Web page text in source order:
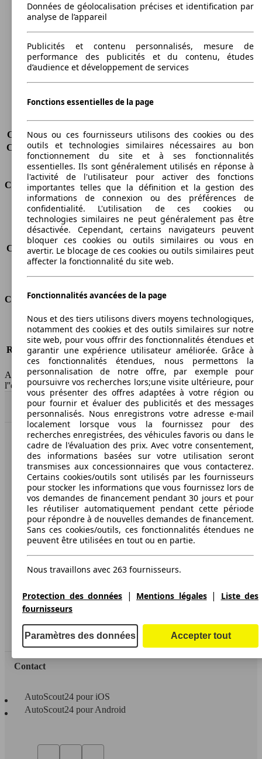
Longueur
Hauteur
1831 mm
Largeur
1794 mm
Empattement
3006 mm
Poids maximum
2380 kg
Charge maximale
716 kg
Charge sur toit
-
Capacité de remorquage (sans freins) 750 kg
Capacité de remorquage (avec freins) 1400 kg
Volume du coffre
1350 - 3880 l
Consommation
Émissions de CO2*
166 g/km (komb.)
Consommation (ville)
7.7 l/100km
Consommation (route)
5.5 l/100km
Consommation (combinée)* 6.3 l/100km
Classe d'émissions
Euro 5
Capacité du réservoir
60 l
Classes d'assurance
Tous risques
-
Risques partiels
-
Responsabilité civile -
HSN/TSN
n.c./n.c.
AutoScout24 France SAS décline toute responsabilité concernant
l''exactitude des indications fournies.
Haut
AutoScout24: la plus grande plateforme en ligne de
voitures en Europe
AutoScout24
A propos d'AutoScout24
Conditions d'utilisation
Protection des données
Accessibility Statement
Espace Pro
Contact
AutoScout24 pour iOS
AutoScout24 pour Android
Données de géolocalisation précises et identification par
analyse de l’appareil
Publicités et contenu personnalisés, mesure de
performance des publicités et du contenu, études
d’audience et développement de services
Fonctions essentielles de la page
Nous ou ces fournisseurs utilisons des cookies ou des
outils et technologies similaires nécessaires au bon
fonctionnement du site et à ses fonctionnalités
essentielles. Ils sont généralement utilisés en réponse à
l'activité de l'utilisateur pour activer des fonctions
importantes telles que la définition et la gestion des
informations de connexion ou des préférences de
confidentialité. L'utilisation de ces cookies ou
technologies similaires ne peut généralement pas être
désactivée. Cependant, certains navigateurs peuvent
bloquer ces cookies ou outils similaires ou vous en
avertir. Le blocage de ces cookies ou outils similaires peut
affecter la fonctionnalité du site web.
Fonctionnalités avancées de la page
Nous et des tiers utilisons divers moyens technologiques,
notamment des cookies et des outils similaires sur notre
site web, pour vous offrir des fonctionnalités étendues et
garantir une expérience utilisateur améliorée. Grâce à
ces fonctionnalités étendues, nous permettons la
personnalisation de notre offre, par exemple pour
poursuivre vos recherches lors;une visite ultérieure, pour
vous présenter des offres adaptées à votre région ou
pour fournir et évaluer des publicités et des messages
personnalisés. Nous enregistrons votre adresse e-mail
localement lorsque vous la fournissez pour des
recherches enregistrées, des véhicules favoris ou dans le
cadre de l'évaluation des prix. Avec votre consentement,
des informations basées sur votre utilisation seront
transmises aux concessionnaires que vous contacterez.
Certains cookies/outils sont utilisés par les fournisseurs
pour stocker les informations que vous fournissez lors de
vos demandes de financement pendant 30 jours et pour
les réutiliser automatiquement pendant cette période
pour répondre à de nouvelles demandes de financement.
Sans ces cookies/outils, ces fonctionnalités étendues ne
peuvent être utilisées en tout ou en partie.
Nous travaillons avec 263 fournisseurs.
Protection des données | Mentions légales|
Liste des
fournisseurs
Paramètres des données Accepter tout